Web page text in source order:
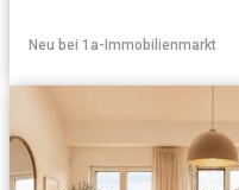
Neu bei 1a-Immobilienmarkt